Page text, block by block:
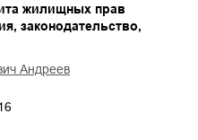
жилищных прав
законодательство,
Андреев